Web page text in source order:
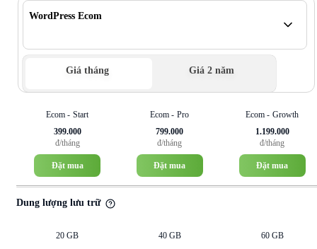
WordPress Ecom
Giá tháng Giá 2 năm
Ecom - Start
399.000
đ/tháng
Đặt mua
Ecom - Pro
799.000
đ/tháng
Đặt mua
Ecom - Growth
1.199.000
đ/tháng
Đặt mua
Dung lượng lưu trữ
20 GB 40 GB 60 GB